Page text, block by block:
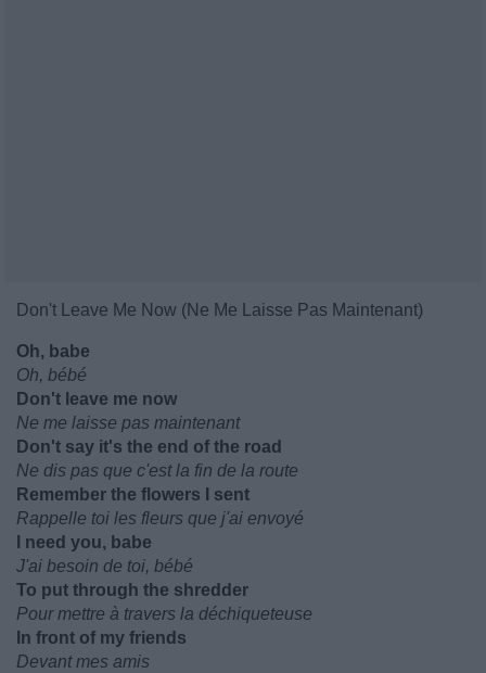
Don't Leave Me Now (Ne Me Laisse Pas Maintenant)
Oh, babe
Oh, bébé
Don't leave me now
Ne me laisse pas maintenant
Don't say it's the end of the road
Ne dis pas que c'est la fin de la route
Remember the flowers I sent
Rappelle toi les fleurs que j'ai envoyé
I need you, babe
J'ai besoin de toi, bébé
To put through the shredder
Pour mettre à travers la déchiqueteuse
In front of my friends
Devant mes amis